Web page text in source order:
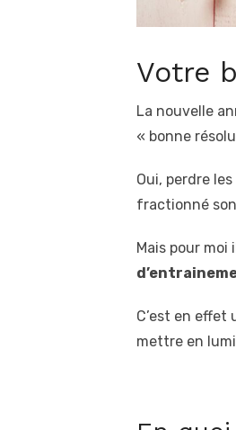
Votre
La nouvelle
« bonne
Oui, perdre
fractionné
Mais pour moi
C’est en
mettre en